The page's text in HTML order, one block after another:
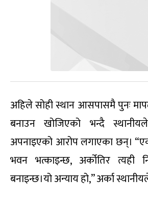
अहिले सोही स्थान आसपासमै पुनः
बनाउन खोजिएको भन्दै
अपनाइएको आरोप लगाएका छन्।
भवन भत्काइन्छ, अर्कोतिर त्यही
बनाइन्छ।यो अन्याय हो,” अर्का